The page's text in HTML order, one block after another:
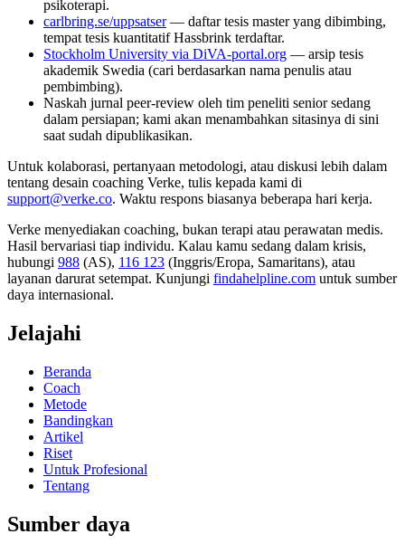
psikoterapi.
carlbring.se/uppsatser — daftar tesis master yang dibimbing,
tempat tesis kuantitatif Hassbrink terdaftar.
Stockholm University via DiVA-portal.org — arsip tesis
akademik Swedia (cari berdasarkan nama penulis atau
pembimbing).
Naskah jurnal peer-review oleh tim peneliti senior sedang
dalam persiapan; kami akan menambahkan sitasinya di sini
saat sudah dipublikasikan.
Untuk kolaborasi, pertanyaan metodologi, atau diskusi lebih dalam
tentang desain coaching Verke, tulis kepada kami di
support@verke.co. Waktu respons biasanya beberapa hari kerja.
Verke menyediakan coaching, bukan terapi atau perawatan medis.
Hasil bervariasi tiap individu. Kalau kamu sedang dalam krisis,
hubungi 988 (AS), 116 123 (Inggris/Eropa, Samaritans), atau
layanan darurat setempat. Kunjungi findahelpline.com untuk sumber
daya internasional.
Jelajahi
Beranda
Coach
Metode
Bandingkan
Artikel
Riset
Untuk Profesional
Tentang
Sumber daya